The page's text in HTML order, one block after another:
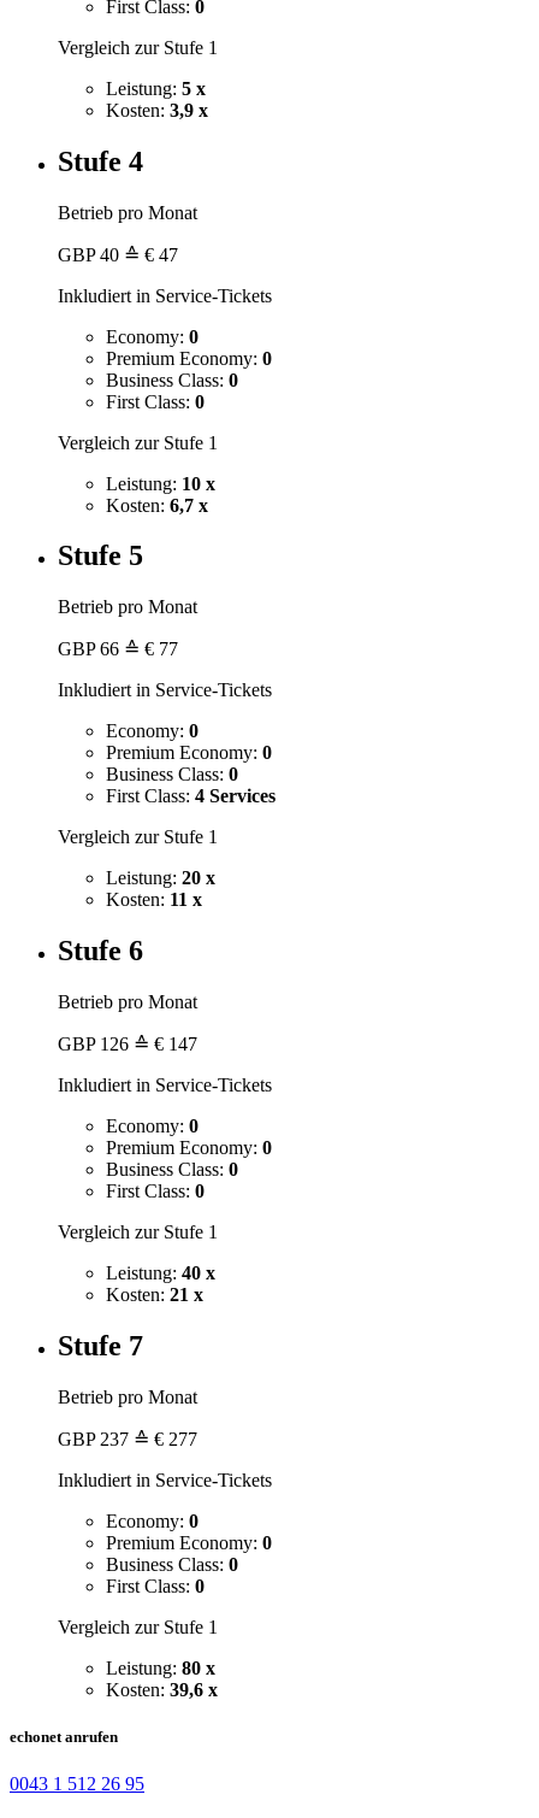
First Class: 0
Vergleich zur Stufe 1
Leistung: 5 x
Kosten: 3,9 x
Stufe 4
Betrieb pro Monat
GBP40 ≙ € 47
Inkludiert in Service-Tickets
Economy: 0
Premium Economy: 0
Business Class: 0
First Class: 0
Vergleich zur Stufe 1
Leistung: 10 x
Kosten: 6,7 x
Stufe 5
Betrieb pro Monat
GBP66 ≙ € 77
Inkludiert in Service-Tickets
Economy: 0
Premium Economy: 0
Business Class: 0
First Class: 4 Services
Vergleich zur Stufe 1
Leistung: 20 x
Kosten: 11 x
Stufe 6
Betrieb pro Monat
GBP 126 ≙ € 147
Inkludiert in Service-Tickets
Economy: 0
Premium Economy: 0
Business Class: 0
First Class: 0
Vergleich zur Stufe 1
Leistung: 40 x
Kosten: 21 x
Stufe 7
Betrieb pro Monat
GBP 237 ≙ € 277
Inkludiert in Service-Tickets
Economy: 0
Premium Economy: 0
Business Class: 0
First Class: 0
Vergleich zur Stufe 1
Leistung: 80 x
Kosten: 39,6 x
echonet anrufen
0043 1 512 26 95